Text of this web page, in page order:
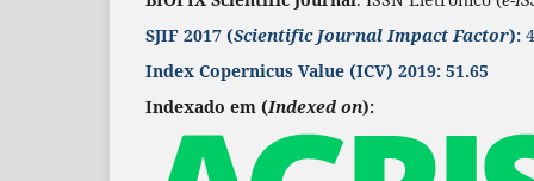
SJIF 2017 (Scientific Journal Impact Factor):
Index Copernicus Value (ICV) 2019: 51.65
Indexado em (Indexed on):